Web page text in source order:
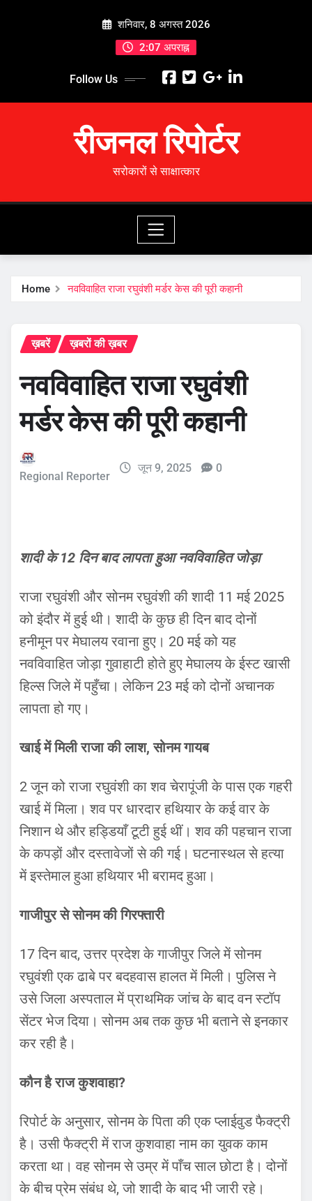
शनिवार, 8 अगस्त 2026
2:07 अपराह्न
Follow Us
रीजनल रिपोर्टर
सरोकारों से साक्षात्कार
Home नवविवाहित राजा रघुवंशी मर्डर केस की पूरी कहानी
ख़बरें ख़बरों की ख़बर
नवविवाहित राजा रघुवंशी
मर्डर केस की पूरी कहानी
Regional Reporter
जून 9, 2025 0
शादी के 12 दिन बाद लापता हुआ नवविवाहित जोड़ा
राजा रघुवंशी और सोनम रघुवंशी की शादी 11 मई 2025
को इंदौर में हुई थी। शादी के कुछ ही दिन बाद दोनों
हनीमून पर मेघालय रवाना हुए। 20 मई को यह
नवविवाहित जोड़ा गुवाहाटी होते हुए मेघालय के ईस्ट खासी
हिल्स जिले में पहुँचा। लेकिन 23 मई को दोनों अचानक
लापता हो गए।
खाई में मिली राजा की लाश, सोनम गायब
2 जून को राजा रघुवंशी का शव चेरापूंजी के पास एक गहरी
खाई में मिला। शव पर धारदार हथियार के कई वार के
निशान थे और हड्डियाँ टूटी हुई थीं। शव की पहचान राजा
के कपड़ों और दस्तावेजों से की गई। घटनास्थल से हत्या
में इस्तेमाल हुआ हथियार भी बरामद हुआ।
गाजीपुर से सोनम की गिरफ्तारी
17 दिन बाद, उत्तर प्रदेश के गाजीपुर जिले में सोनम
रघुवंशी एक ढाबे पर बदहवास हालत में मिली। पुलिस ने
उसे जिला अस्पताल में प्राथमिक जांच के बाद वन स्टॉप
सेंटर भेज दिया। सोनम अब तक कुछ भी बताने से इनकार
कर रही है।
कौन है राज कुशवाहा?
रिपोर्ट के अनुसार, सोनम के पिता की एक प्लाईवुड फैक्ट्री
है। उसी फैक्ट्री में ⁠राज कुशवाहा नाम का युवक काम
करता था। वह सोनम से उम्र में पाँच साल छोटा है। दोनों
के बीच प्रेम संबंध थे, जो शादी के बाद भी जारी रहे।